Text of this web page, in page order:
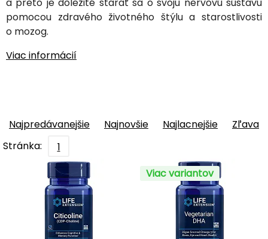
pomocou zdravého životného štýlu a starostlivosti
o mozog.
Viac informácií
Najpredávanejšie Najnovšie Najlacnejšie
Zľava
Stránka:
1
Viac variantov